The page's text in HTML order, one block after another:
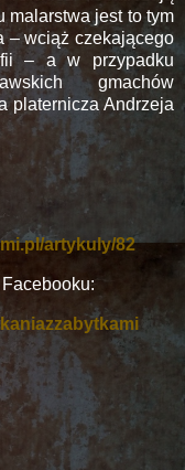
malarstwa jest to tym
– wciąż czekającego
– a w przypadku
gmachów
platernicza Andrzeja
artykuly/82